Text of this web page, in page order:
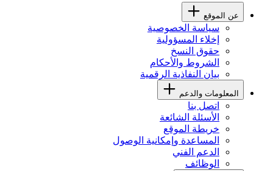
عن الموقع
سياسة الخصوصية
إخلاء المسؤولية
حقوق النسخ
الشروط والأحكام
بيان النفاذية الرقمية
المعلومات والدعم
اتصل بنا
الأسئلة الشائعة
خريطة الموقع
المساعدة وإمكانية الوصول
الدعم الفني
الوظائف